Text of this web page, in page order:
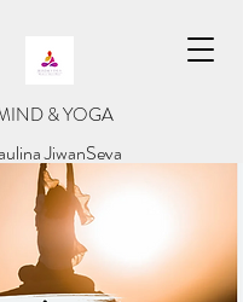
& YOGA
JiwanSeva